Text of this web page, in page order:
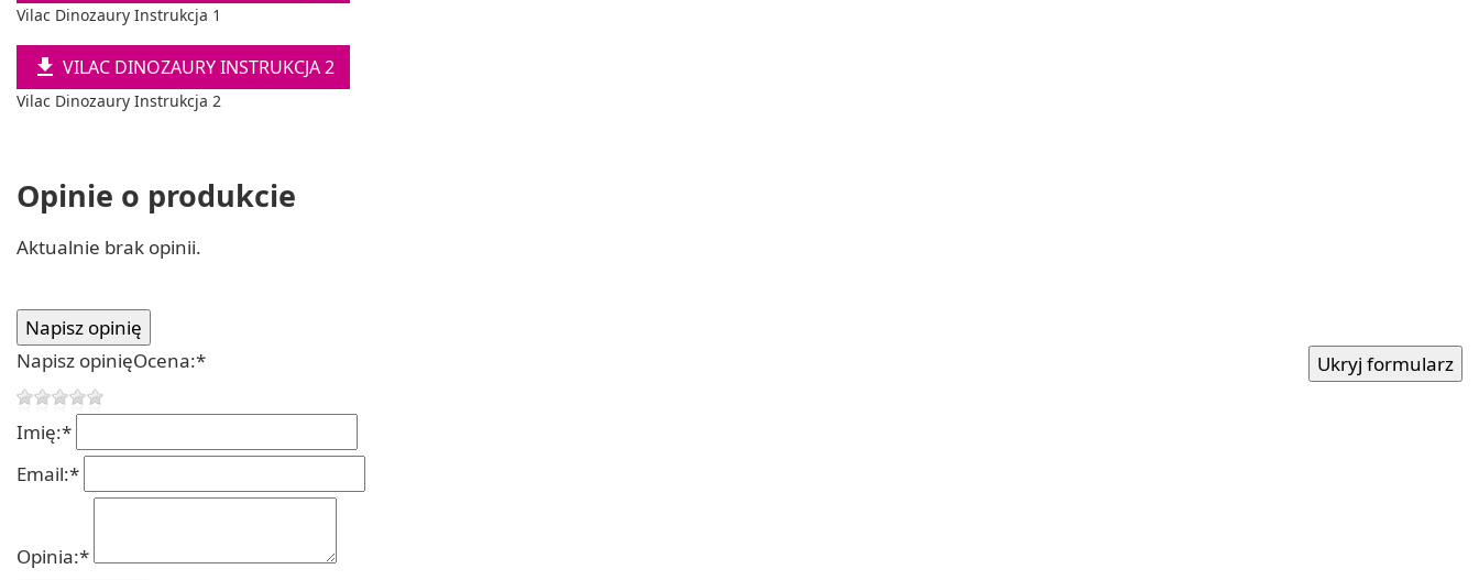
Vilac Dinozaury Instrukcja 1
 VILAC DINOZAURY INSTRUKCJA 2
Vilac Dinozaury Instrukcja 2
Opinie o produkcie
Aktualnie brak opinii.
Napisz opinięOcena:*
Imię:*
Email:*
Opinia:*